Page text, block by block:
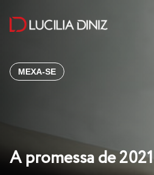
MEXA-SE
A promessa de 2021